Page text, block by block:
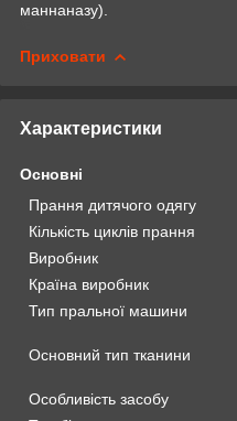
маннаназу).
Приховати
Характеристики
Основні
Прання дитячого одягу
Кількість циклів прання
Виробник
Країна виробник
Тип пральної машини
Основний тип тканини
Особливість засобу